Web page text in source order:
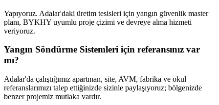
Yapıyoruz. Adalar'daki üretim tesisleri için yangın güvenlik master
planı, BYKHY uyumlu proje çizimi ve devreye alma hizmeti
veriyoruz.
Yangın Söndürme Sistemleri için referansınız var
mı?
Adalar'da çalıştığımız apartman, site, AVM, fabrika ve okul
referanslarımızı talep ettiğinizde sizinle paylaşıyoruz; bölgenizde
benzer projemiz mutlaka vardır.